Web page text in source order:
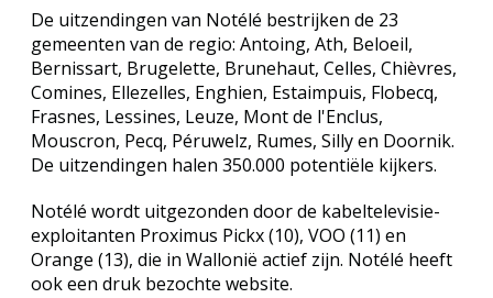
De uitzendingen van Notélé bestrijken de 23
gemeenten van de regio: Antoing, Ath, Beloeil,
Bernissart, Brugelette, Brunehaut, Celles, Chièvres,
Comines, Ellezelles, Enghien, Estaimpuis, Flobecq,
Frasnes, Lessines, Leuze, Mont de l'Enclus,
Mouscron, Pecq, Péruwelz, Rumes, Silly en Doornik.
De uitzendingen halen 350.000 potentiële kijkers.
Notélé wordt uitgezonden door de kabeltelevisie-
exploitanten Proximus Pickx (10), VOO (11) en
Orange (13), die in Wallonië actief zijn. Notélé heeft
ook een druk bezochte website.